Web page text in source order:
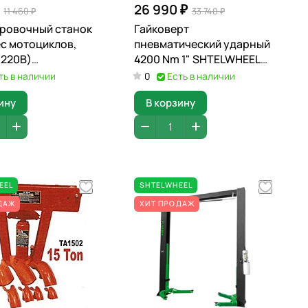
11 460 ₽
станок
мотоциклов,
в наличии
26 990 ₽ 33 740 ₽
Гайковерт
пневматический ударный
4200 Nm 1" SHTELWHEEL
99905B2
0 Есть в наличии
В корзину
SHTELWHEEL
ХИТ ПРОДАЖ